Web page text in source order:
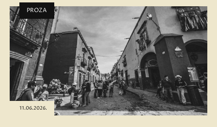
PROZA
11.06.2026.